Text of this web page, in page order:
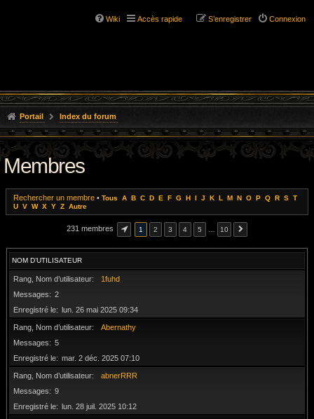
Wiki Accès rapide Connexion
S’enregistrer
Portail Index du forum
Membres
Rechercher un membre • Tous A B C D E F G H I J K L M N O P Q R S T
U V W X Y Z Autre
231 membres 1 2 3 4 5 10
NOM D’UTILISATEUR
Rang, Nom d’utilisateur
1fuhd
Messages
2
Enregistré le
lun. 26 mai 2025 09:34
Rang, Nom d’utilisateur
Abernathy
Messages
5
Enregistré le
mar. 2 déc. 2025 07:10
Rang, Nom d’utilisateur
abnerRRR
Messages
9
Enregistré le
lun. 28 juil. 2025 10:12